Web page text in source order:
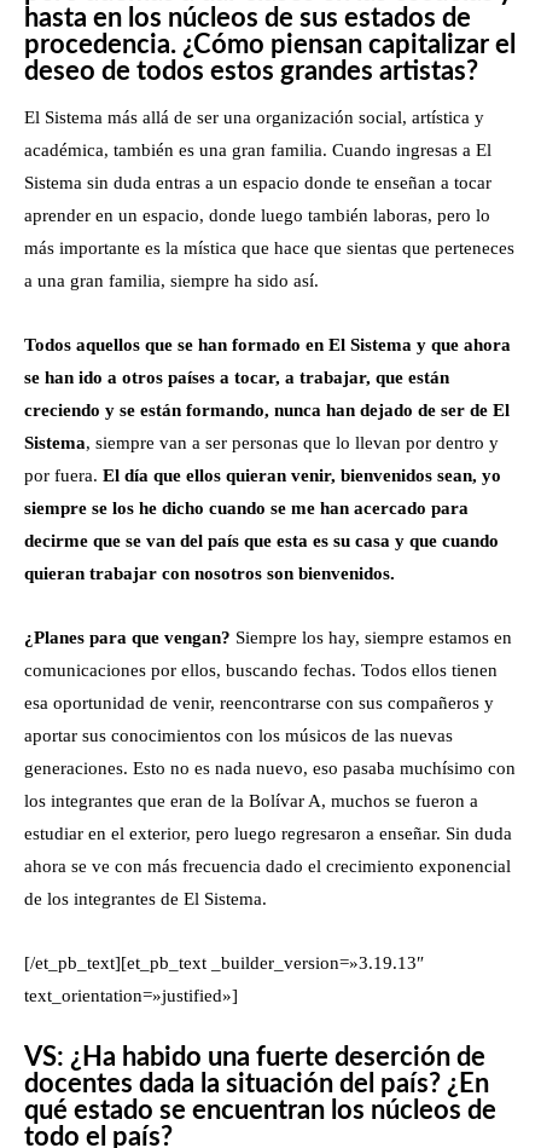
hasta en los núcleos de sus estados de
procedencia. ¿Cómo piensan capitalizar el
deseo de todos estos grandes artistas?
El Sistema más allá de ser una organización social, artística y
académica, también es una gran familia. Cuando ingresas a El
Sistema sin duda entras a un espacio donde te enseñan a tocar
aprender en un espacio, donde luego también laboras, pero lo
más importante es la mística que hace que sientas que perteneces
a una gran familia, siempre ha sido así.
Todos aquellos que se han formado en El Sistema y que ahora
se han ido a otros países a tocar, a trabajar, que están
creciendo y se están formando, nunca han dejado de ser de El
Sistema, siempre van a ser personas que lo llevan por dentro y
por fuera. El día que ellos quieran venir, bienvenidos sean, yo
siempre se los he dicho cuando se me han acercado para
decirme que se van del país que esta es su casa y que cuando
quieran trabajar con nosotros son bienvenidos.
¿Planes para que vengan? Siempre los hay, siempre estamos en
comunicaciones por ellos, buscando fechas. Todos ellos tienen
esa oportunidad de venir, reencontrarse con sus compañeros y
aportar sus conocimientos con los músicos de las nuevas
generaciones. Esto no es nada nuevo, eso pasaba muchísimo con
los integrantes que eran de la Bolívar A, muchos se fueron a
estudiar en el exterior, pero luego regresaron a enseñar. Sin duda
ahora se ve con más frecuencia dado el crecimiento exponencial
de los integrantes de El Sistema.
[/et_pb_text][et_pb_text _builder_version=»3.19.13″
text_orientation=»justified»]
VS: ¿Ha habido una fuerte deserción de
docentes dada la situación del país? ¿En
qué estado se encuentran los núcleos de
todo el país?